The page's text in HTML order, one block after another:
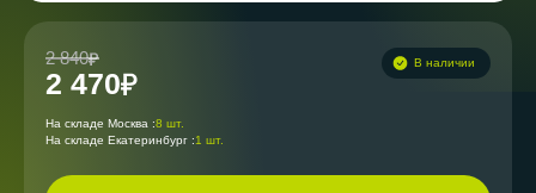
2 840
2 470
В наличии
На складе Москва :8 шт.
На складе Екатеринбург :1 шт.